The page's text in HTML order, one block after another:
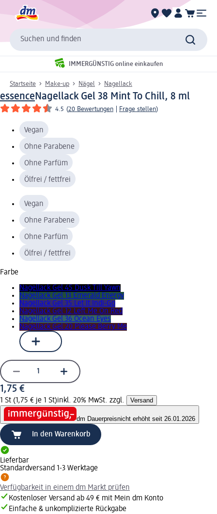
Suchen und finden
IMMERGÜNSTIG online einkaufen
Startseite Make-up Nägel Nagellack
essenceNagellack Gel 38 Mint To Chill, 8 ml
4.5 (20 Bewertungen Frage stellen)
Vegan
Ohne Parabene
Ohne Parfüm
Ölfrei / fettfrei
Vegan
Ohne Parabene
Ohne Parfüm
Ölfrei / fettfrei
Farbe
Nagellack Gel 45 Dusk Till Yawn
Nagellack Gel 13 Emerald Energy
Nagellack Gel 35 Let It Indi-Go
Nagellack Gel 12 Left Me On Red
Nagellack Gel 36 Ocean Eyes
Nagellack Gel 20 Please Berry Me
1,75 €
1 St (1,75 € je 1 St)inkl. 20% MwSt. zzgl. Versand
dm Dauerpreisnicht erhöht seit 26.01.2026
In den Warenkorb
Lieferbar
Standardversand 1-3 Werktage
Verfügbarkeit in einem dm Markt prüfen
Kostenloser Versand ab 49 € mit Mein dm Konto
Einfache & unkomplizierte Rückgabe